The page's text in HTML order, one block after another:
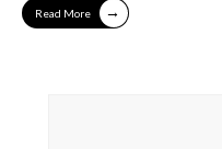
Read More →